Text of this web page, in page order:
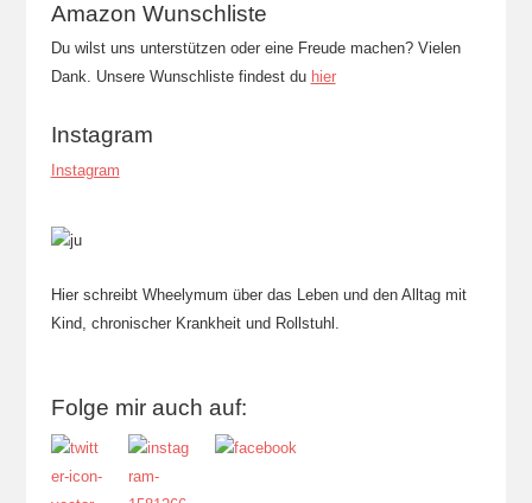
Amazon Wunschliste
Du wilst uns unterstützen oder eine Freude machen? Vielen
Dank. Unsere Wunschliste findest du hier
Instagram
Instagram
Hier schreibt Wheelymum über das Leben und den Alltag mit
Kind, chronischer Krankheit und Rollstuhl.
Folge mir auch auf: